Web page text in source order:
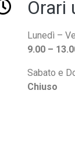
Orari
Lunedì –
9.00 –
Sabato e
Chiuso